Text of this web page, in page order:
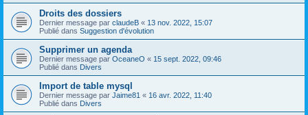
Droits des dossiers
Dernier message par claudeB « 13 nov. 2022, 15:07
Publié dans Suggestion d'évolution
Supprimer un agenda
Dernier message par OceaneO « 15 sept. 2022, 09:46
Publié dans Divers
Import de table mysql
Dernier message par Jaime81 « 16 avr. 2022, 11:40
Publié dans Divers